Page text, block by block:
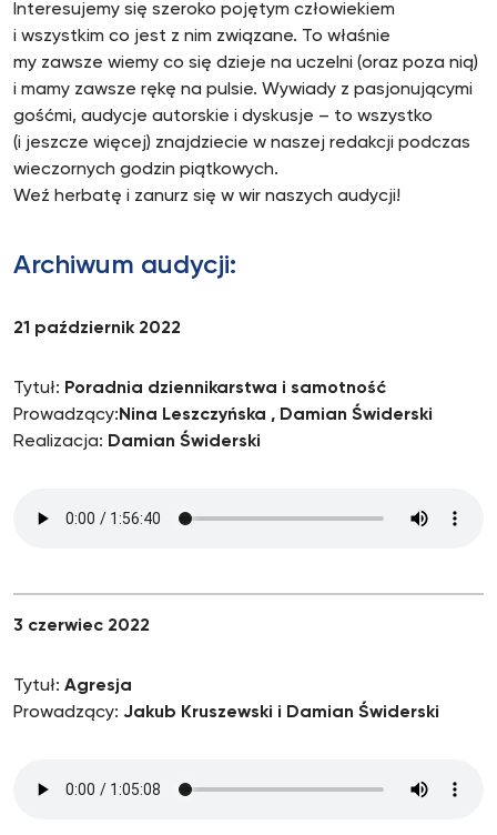
Interesujemy się szeroko pojętym człowiekiem
i wszystkim co jest z nim związane. To właśnie
my zawsze wiemy co się dzieje na uczelni (oraz poza nią)
i mamy zawsze rękę na pulsie. Wywiady z pasjonującymi
gośćmi, audycje autorskie i dyskusje – to wszystko
(i jeszcze więcej) znajdziecie w naszej redakcji podczas
wieczornych godzin piątkowych.
Weź herbatę i zanurz się w wir naszych audycji!
Archiwum audycji:
21 październik 2022
Tytuł: Poradnia dziennikarstwa i samotność
Prowadzący: Nina Leszczyńska , Damian Świderski
Realizacja: Damian Świderski
3 czerwiec 2022
Tytuł: Agresja
Prowadzący: Jakub Kruszewski i Damian Świderski